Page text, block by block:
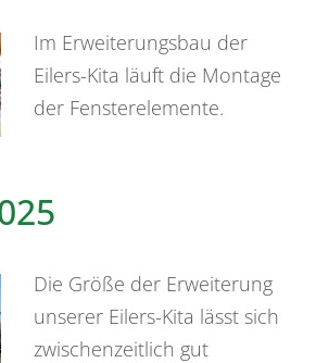
Im Erweiterungsbau der
Eilers-Kita läuft die Montage
der Fensterelemente.
Die Größe der Erweiterung
unserer Eilers-Kita lässt sich
zwischenzeitlich gut